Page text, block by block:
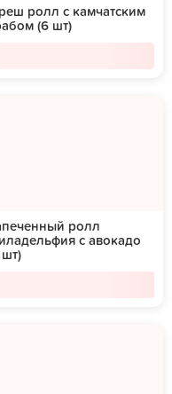
ролл с камчатским
(6 шт)
ролл
с авокадо